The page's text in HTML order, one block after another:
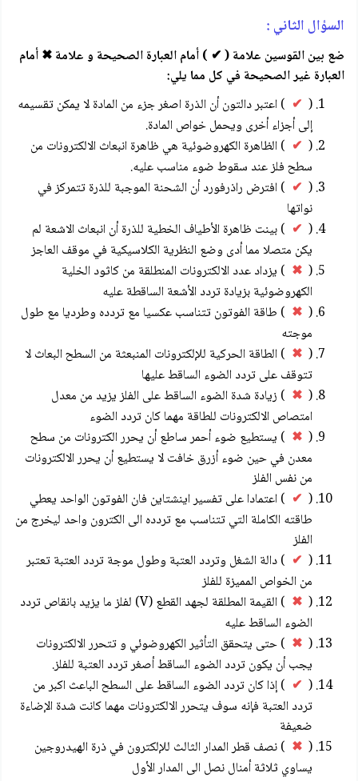
السؤال الثاني :
ضع بين القوسين علامة ( ✔ ) أمام العبارة الصحيحة و علامة ✖ أمام
العبارة غير الصحيحة في كل مما يلي:
(
✔ ) اعتبر دالتون أن الذرة اصغر جزء من المادة لا يمكن تقسيمه
إلى أجزاء أخرى ويحمل خواص المادة.
(
✔ ) الظاهرة الكهروضوئية هي ظاهرة انبعاث الالكترونات من
سطح فلز عند سقوط ضوء مناسب عليه.
(
✔ ) افترض راذرفورد أن الشحنة الموجبة للذرة تتمركز في
نواتها
(
✔ ) بينت ظاهرة الأطياف الخطية للذرة أن انبعاث الاشعة لم
يكن متصلا مما أدى وضع النظرية الكلاسيكية في موقف العاجز
(
✖ ) يزداد عدد الالكترونات المنطلقة من كاثود الخلية
الكهروضوئية بزيادة تردد الأشعة الساقطة عليه
(
✖ ) طاقة الفوتون تتناسب عكسيا مع تردده وطرديا مع طول
موجته
(
✖ ) الطاقة الحركية للإلكترونات المنبعثة من السطح البعاث لا
تتوقف على تردد الضوء الساقط عليها
(
✖ ) زيادة شدة الضوء الساقط على الفلز يزيد من معدل
امتصاص الالكترونات للطاقة مهما كان تردد الضوء
(
✖ ) يستطيع ضوء أحمر ساطع أن يحرر الكترونات من سطح
معدن في حين ضوء أزرق خافت لا يستطيع أن يحرر الالكترونات
من نفس الفلز
(
✔ ) اعتمادا على تفسير اينشتاين فان الفوتون الواحد يعطي
طاقته الكاملة التي تتناسب مع تردده الى الكترون واحد ليخرج من
الفلز
(
✔ ) دالة الشغل وتردد العتبة وطول موجة تردد العتبة تعتبر
من الخواص المميزة للفلز
(
✖
) القيمة المطلقة لجهد القطع (V) لفلز ما يزيد بانقاص تردد
الضوء الساقط عليه
(
✖ ) حتى يتحقق التأثير الكهروضوئي و تتحرر الالكترونات
يجب أن يكون تردد الضوء الساقط أصغر تردد العتبة للفلز.
(
✔ ) إذا كان تردد الضوء الساقط على السطح الباعث اكبر من
تردد العتبة فإنه سوف يتحرر الالكترونات مهما كانت شدة الإضاءة
ضعيفة
(
✖ ) نصف قطر المدار الثالث للإلكترون في ذرة الهيدروجين
يساوي ثلاثة أمنال نصل الى المدار الأول